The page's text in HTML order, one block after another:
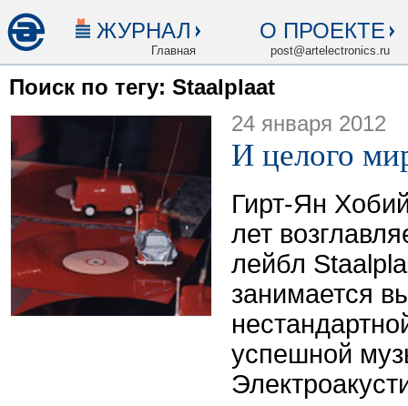
ЖУРНАЛ
Главная
О ПРОЕКТЕ
post@artelectronics.ru
Поиск по тегу: Staalplaat
24 января 2012
И целого
Гирт-Ян
лет
лейбл
занимается
успешной